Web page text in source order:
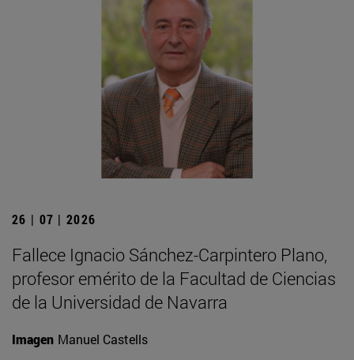
26 | 07 | 2026
Fallece Ignacio Sánchez-Carpintero Plano,
profesor emérito de la Facultad de Ciencias
de la Universidad de Navarra
Imagen Manuel Castells